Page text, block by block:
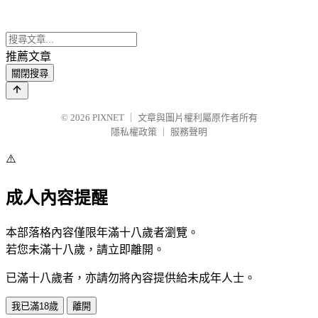
推薦文章
關閉搜尋
© 2026 PIXNET
文章與圖片權利屬原作者所有
隱私權政策
服務聲明
⚠️
成人內容提醒
本部落格內容僅限年滿十八歲者瀏覽。
若您未滿十八歲，請立即離開。
已滿十八歲者，亦請勿將內容提供給未成年人士。
我已滿18歲 離開